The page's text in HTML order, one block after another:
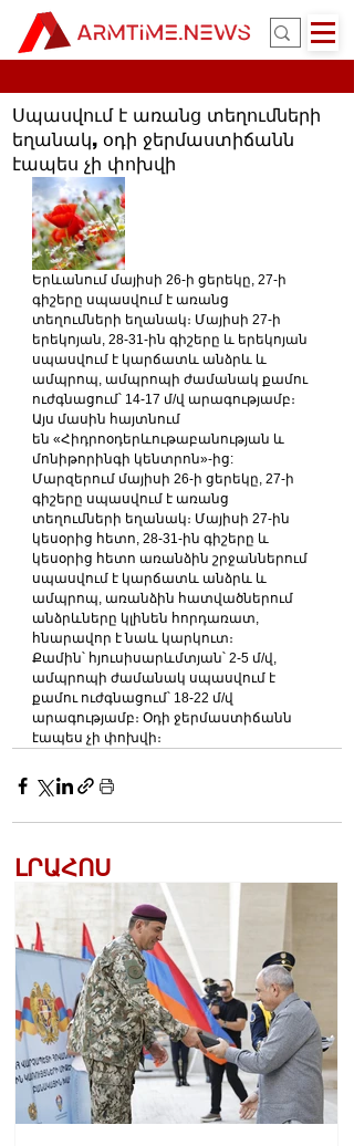
Սպասվում է առանց տեղումների
եղանակ, օդի ջերմաստիճանն
էապես չի փոխվի
Երևանում մայիսի 26-ի ցերեկը, 27-ի
գիշերը սպասվում է առանց
տեղումների եղանակ։ Մայիսի 27-ի
երեկոյան, 28-31-ին գիշերը և երեկոյան
սպասվում է կարճատև անձրև և
ամպրոպ, ամպրոպի ժամանակ քամու
ուժգնացում՝ 14-17 մ/վ արագությամբ։
Այս մասին հայտնում
են «Հիդրոօդերևութաբանության և
մոնիթորինգի կենտրոն»-ից:
Մարզերում մայիսի 26-ի ցերեկը, 27-ի
գիշերը սպասվում է առանց
տեղումների եղանակ։ Մայիսի 27-ին
կեսօրից հետո, 28-31-ին գիշերը և
կեսօրից հետո առանձին շրջաններում
սպասվում է կարճատև անձրև և
ամպրոպ, առանձին հատվածներում
անձրևները կլինեն հորդառատ,
հնարավոր է նաև կարկուտ։
Քամին՝ հյուսիսարևմտյան՝ 2-5 մ/վ,
ամպրոպի ժամանակ սպասվում է
քամու ուժգնացում՝ 18-22 մ/վ
արագությամբ։ Օդի ջերմաստիճանն
էապես չի փոխվի։
ԼՐԱՀՈՍ